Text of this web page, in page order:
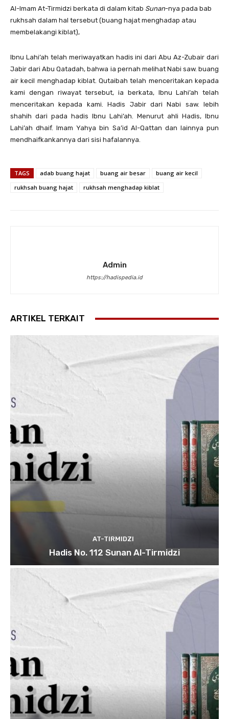
Al-Imam At-Tirmidzi berkata di dalam kitab Sunan-nya pada bab
rukhsah dalam hal tersebut (buang hajat menghadap atau
membelakangi kiblat),
Ibnu Lahi’ah telah meriwayatkan hadis ini dari Abu Az-Zubair dari
Jabir dari Abu Qatadah, bahwa ia pernah melihat Nabi saw. buang
air kecil menghadap kiblat. Qutaibah telah menceritakan kepada
kami dengan riwayat tersebut, ia berkata, Ibnu Lahi’ah telah
menceritakan kepada kami. Hadis Jabir dari Nabi saw. lebih
shahih dari pada hadis Ibnu Lahi’ah. Menurut ahli Hadis, Ibnu
Lahi’ah dhaif. Imam Yahya bin Sa’id Al-Qattan dan lainnya pun
mendhaifkankannya dari sisi hafalannya.
TAGS adab buang hajat buang air besar
buang air kecil
rukhsah buang hajat
rukhsah menghadap kiblat
Admin
https://hadispedia.id
ARTIKEL TERKAIT
AT-TIRMIDZI
Hadis No. 112 Sunan Al-Tirmidzi